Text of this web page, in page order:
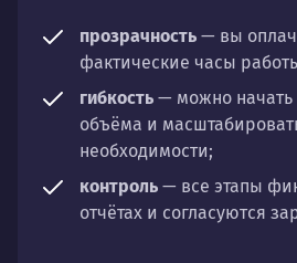
прозрачность — вы
фактические часы
гибкость — можно начать
объёма и
необходимости;
контроль — все этапы
отчётах и согласуются